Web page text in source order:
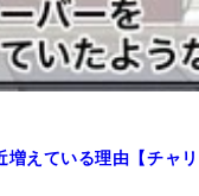
えている理由【チャリ